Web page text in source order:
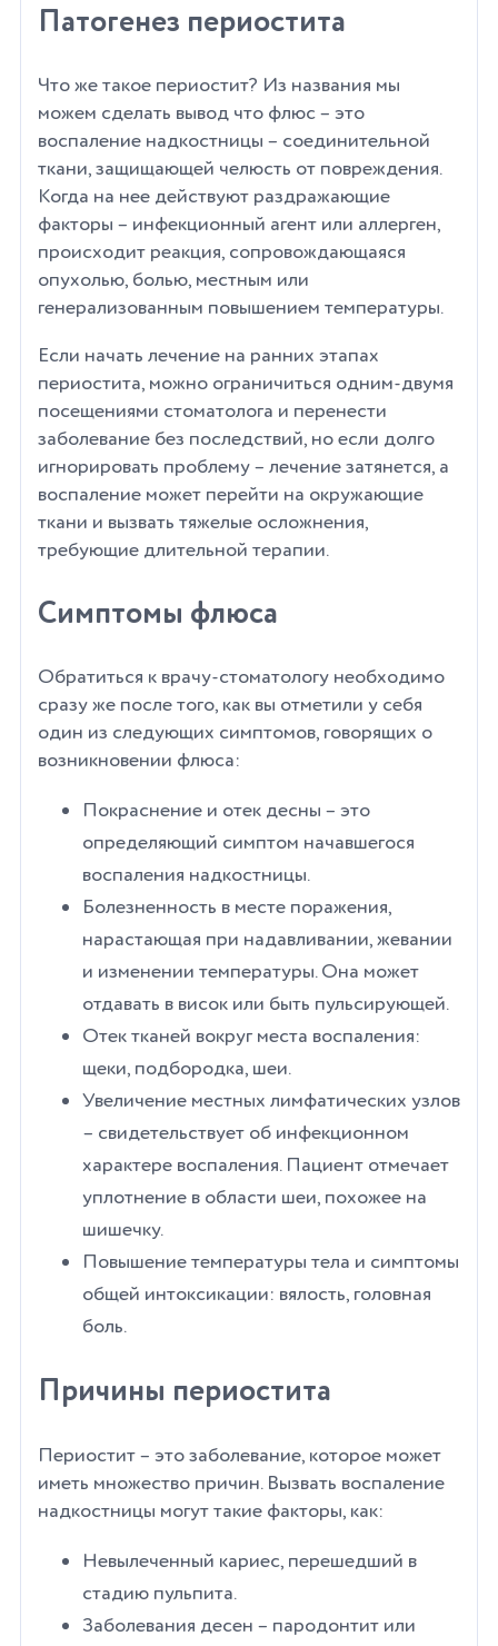
Патогенез периостита
Что же такое периостит? Из названия мы
можем сделать вывод что флюс – это
воспаление надкостницы – соединительной
ткани, защищающей челюсть от повреждения.
Когда на нее действуют раздражающие
факторы – инфекционный агент или аллерген,
происходит реакция, сопровождающаяся
опухолью, болью, местным или
генерализованным повышением температуры.
Если начать лечение на ранних этапах
периостита, можно ограничиться одним-двумя
посещениями стоматолога и перенести
заболевание без последствий, но если долго
игнорировать проблему – лечение затянется, а
воспаление может перейти на окружающие
ткани и вызвать тяжелые осложнения,
требующие длительной терапии.
Симптомы флюса
Обратиться к врачу-стоматологу необходимо
сразу же после того, как вы отметили у себя
один из следующих симптомов, говорящих о
возникновении флюса:
Покраснение и отек десны – это
определяющий симптом начавшегося
воспаления надкостницы.
Болезненность в месте поражения,
нарастающая при надавливании, жевании
и изменении температуры. Она может
отдавать в висок или быть пульсирующей.
Отек тканей вокруг места воспаления:
щеки, подбородка, шеи.
Увеличение местных лимфатических узлов
– свидетельствует об инфекционном
характере воспаления. Пациент отмечает
уплотнение в области шеи, похожее на
шишечку.
Повышение температуры тела и симптомы
общей интоксикации: вялость, головная
боль.
Причины периостита
Периостит – это заболевание, которое может
иметь множество причин. Вызвать воспаление
надкостницы могут такие факторы, как:
Невылеченный кариес, перешедший в
стадию пульпита.
Заболевания десен – пародонтит или